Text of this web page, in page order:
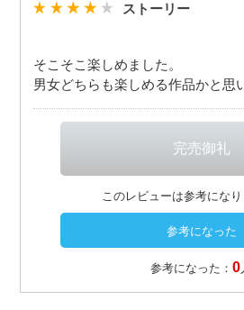
ストーリー
そこそこ楽しめました。
男女どちらも楽しめる作品かと思
このレビューは参考にな
参考になった：0